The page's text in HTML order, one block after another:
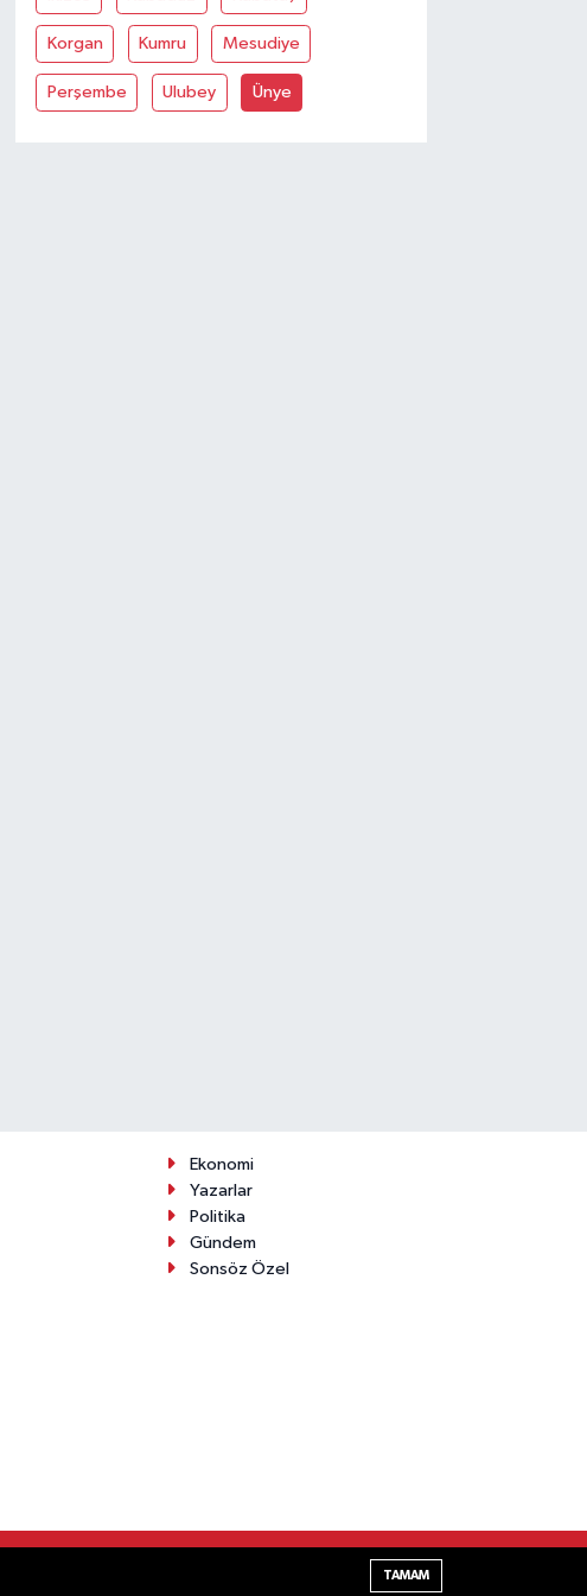
Korgan Kumru Mesudiye
Perşembe Ulubey Ünye
Ekonomi
Yazarlar
Politika
Gündem
Sonsöz Özel
TE Bilişim
TAMAM